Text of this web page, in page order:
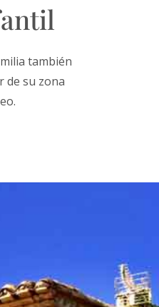
también
de su zona